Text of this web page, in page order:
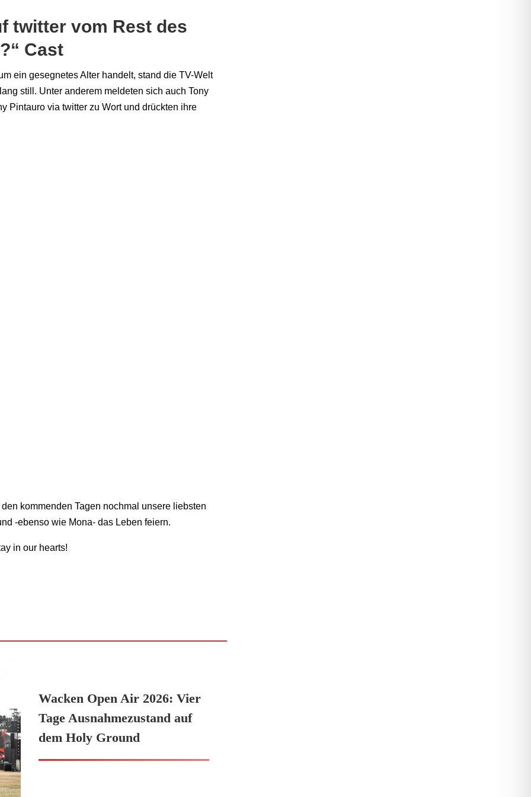
twitter vom Rest des
Cast
ein gesegnetes Alter handelt, stand die TV-Welt
still. Unter anderem meldeten sich auch Tony
Pintauro via twitter zu Wort und drückten ihre
kommenden Tagen nochmal unsere liebsten
-ebenso wie Mona- das Leben feiern.
in our hearts!
Wacken Open Air 2026: Vier
Tage Ausnahmezustand auf
dem Holy Ground